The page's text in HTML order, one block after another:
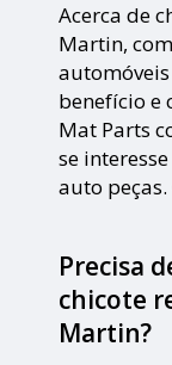
Acerca de
Martin,
benefício e
Mat Parts
se
auto
Precisa
chicote
Martin?